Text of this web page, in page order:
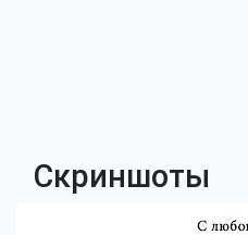
Скриншоты